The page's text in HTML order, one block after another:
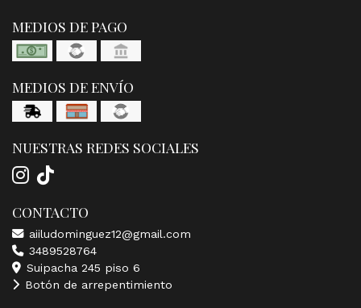
MEDIOS DE PAGO
MEDIOS DE ENVÍO
NUESTRAS REDES SOCIALES
CONTACTO
aiiludominguez12@gmail.com
3489528764
Suipacha 245 piso 6
Botón de arrepentimiento